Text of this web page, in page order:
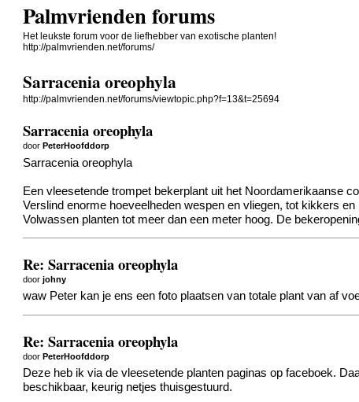
Palmvrienden forums
Het leukste forum voor de liefhebber van exotische planten!
http://palmvrienden.net/forums/
Sarracenia oreophyla
http://palmvrienden.net/forums/viewtopic.php?f=13&t=25694
Sarracenia oreophyla
doorPeterHoofddorp
Sarracenia oreophyla
Een vleesetende trompet bekerplant uit het Noordamerikaanse
Verslind enorme hoeveelheden wespen en vliegen, tot kikkers en
Volwassen planten tot meer dan een meter hoog. De
Re: Sarracenia oreophyla
doorjohny
waw Peter kan je ens een foto plaatsen van totale plant van af
Re: Sarracenia oreophyla
doorPeterHoofddorp
Deze heb ik via de vleesetende planten paginas op faceboek.
beschikbaar, keurig netjes thuisgestuurd.